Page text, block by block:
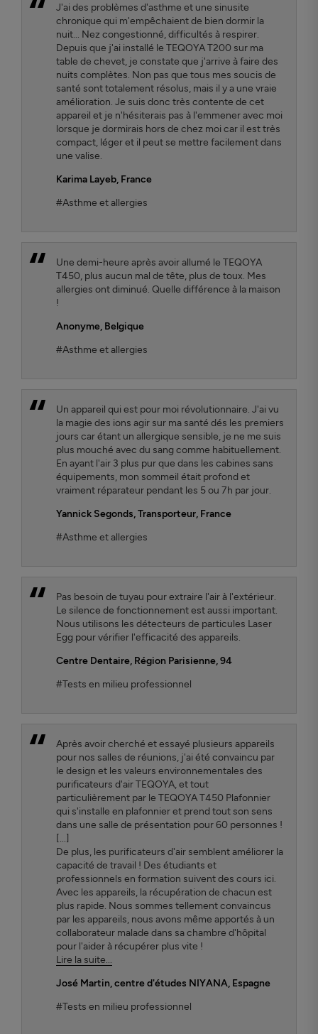
J'ai des problèmes d'asthme et une sinusite
chronique qui m'empêchaient de bien dormir la
nuit... Nez congestionné, difficultés à respirer.
Depuis que j'ai installé le TEQOYA T200 sur ma
table de chevet, je constate que j'arrive à faire des
nuits complètes. Non pas que tous mes soucis de
santé sont totalement résolus, mais il y a une vraie
amélioration. Je suis donc très contente de cet
appareil et je n'hésiterais pas à l'emmener avec moi
lorsque je dormirais hors de chez moi car il est très
compact, léger et il peut se mettre facilement dans
une valise.
Karima Layeb, France
#Asthme et allergies
Une demi-heure après avoir allumé le TEQOYA
T450, plus aucun mal de tête, plus de toux. Mes
allergies ont diminué. Quelle différence à la maison
!
Anonyme, Belgique
#Asthme et allergies
Un appareil qui est pour moi révolutionnaire. J'ai vu
la magie des ions agir sur ma santé dés les premiers
jours car étant un allergique sensible, je ne me suis
plus mouché avec du sang comme habituellement.
En ayant l'air 3 plus pur que dans les cabines sans
équipements, mon sommeil était profond et
vraiment réparateur pendant les 5 ou 7h par jour.
Yannick Segonds, Transporteur, France
#Asthme et allergies
Pas besoin de tuyau pour extraire l'air à l'extérieur.
Le silence de fonctionnement est aussi important.
Nous utilisons les détecteurs de particules Laser
Egg pour vérifier l'efficacité des appareils.
Centre Dentaire, Région Parisienne, 94
#Tests en milieu professionnel
Après avoir cherché et essayé plusieurs appareils
pour nos salles de réunions, j'ai été convaincu par
le design et les valeurs environnementales des
purificateurs d'air TEQOYA, et tout
particulièrement par le TEQOYA T450 Plafonnier
qui s'installe en plafonnier et prend tout son sens
dans une salle de présentation pour 60 personnes !
[...]
De plus, les purificateurs d'air semblent améliorer la
capacité de travail ! Des étudiants et
professionnels en formation suivent des cours ici.
Avec les appareils, la récupération de chacun est
plus rapide. Nous sommes tellement convaincus
par les appareils, nous avons même apportés à un
collaborateur malade dans sa chambre d'hôpital
pour l'aider à récupérer plus vite !
Lire la suite...
José Martin, centre d'études NIYANA, Espagne
#Tests en milieu professionnel